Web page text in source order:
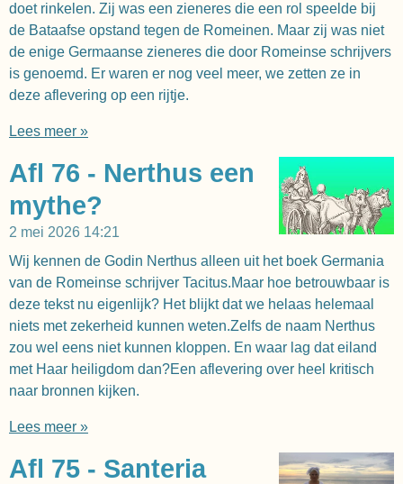
doet rinkelen. Zij was een zieneres die een rol speelde bij
de Bataafse opstand tegen de Romeinen. Maar zij was niet
de enige Germaanse zieneres die door Romeinse schrijvers
is genoemd. Er waren er nog veel meer, we zetten ze in
deze aflevering op een rijtje.
Lees meer »
Afl 76 - Nerthus een
mythe?
2 mei 2026 14:21
Wij kennen de Godin Nerthus alleen uit het boek Germania
van de Romeinse schrijver Tacitus.Maar hoe betrouwbaar is
deze tekst nu eigenlijk? Het blijkt dat we helaas helemaal
niets met zekerheid kunnen weten.Zelfs de naam Nerthus
zou wel eens niet kunnen kloppen. En waar lag dat eiland
met Haar heiligdom dan?Een aflevering over heel kritisch
naar bronnen kijken.
Lees meer »
Afl 75 - Santeria